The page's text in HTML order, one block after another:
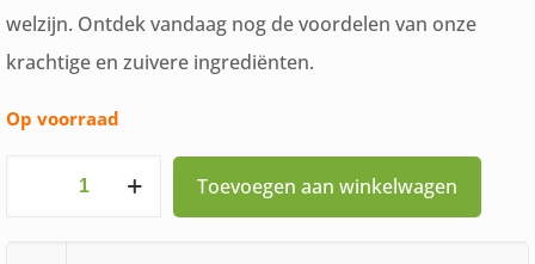
welzijn. Ontdek vandaag nog de voordelen van onze
krachtige en zuivere ingrediënten.
Op voorraad
Gewrichten
Toevoegen aan winkelwagen